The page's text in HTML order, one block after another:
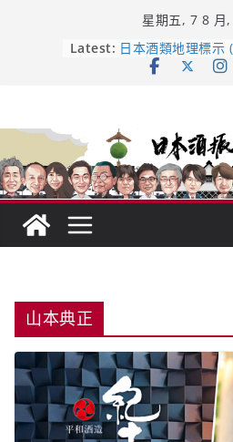
星期五, 7 8 月
Latest: 龜之井酒造：口說
吟釀的堅持與傳承
響 𝟭𝟮 年 復活了!
【酒業商戰】130
市場！梅乃宿上市
山本典正